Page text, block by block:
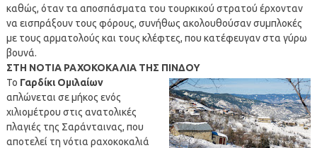
καθώς, όταν τα αποσπάσματα του τουρκικού στρατού έρχονταν
να εισπράξουν τους φόρους, συνήθως ακολουθούσαν συμπλοκές
με τους αρματολούς και τους κλέφτες, που κατέφευγαν στα γύρω
βουνά.
ΣΤΗ ΝΟΤΙΑ ΡΑΧΟΚΟΚΑΛΙΑ ΤΗΣ ΠΙΝΔΟΥ
Το Γαρδίκι Ομιλαίων
απλώνεται σε μήκος ενός
χιλιομέτρου στις ανατολικές
πλαγιές της Σαράνταινας, που
αποτελεί τη νότια ραχοκοκαλιά